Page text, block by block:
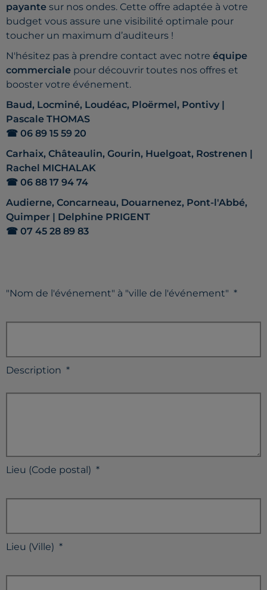
payante sur nos ondes. Cette offre adaptée à votre
budget vous assure une visibilité optimale pour
toucher un maximum d’auditeurs !
N'hésitez pas à prendre contact avec notre équipe
commerciale pour découvrir toutes nos offres et
booster votre événement.
Baud, Locminé, Loudéac, Ploërmel, Pontivy |
Pascale THOMAS
☎ 06 89 15 59 20
Carhaix, Châteaulin, Gourin, Huelgoat, Rostrenen |
Rachel MICHALAK
☎ 06 88 17 94 74
Audierne, Concarneau, Douarnenez, Pont-l'Abbé,
Quimper | Delphine PRIGENT
☎ 07 45 28 89 83
"Nom de l'événement" à "ville de l'événement" *
Description *
Lieu (Code postal) *
Lieu (Ville) *